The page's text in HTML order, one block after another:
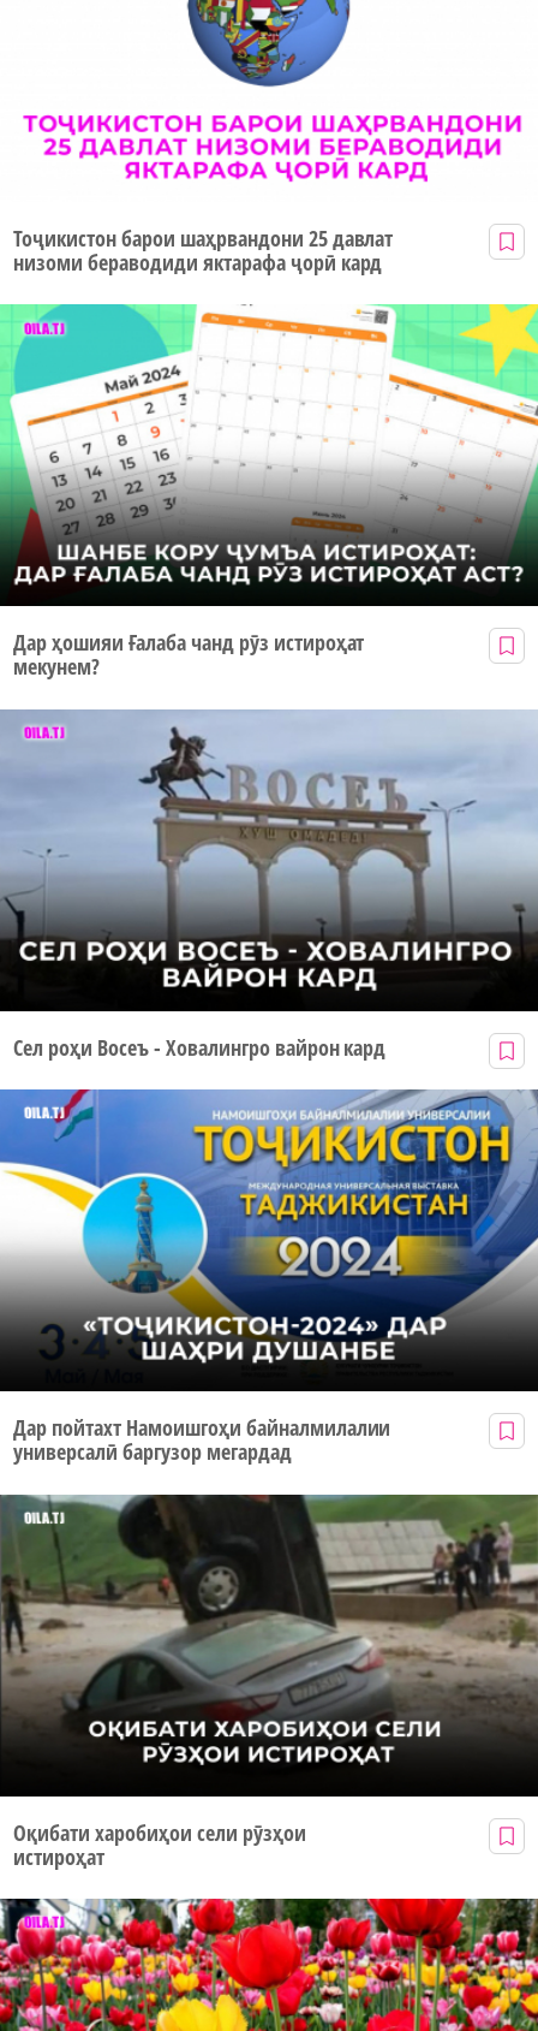
Тоҷикистон барои шаҳрвандони 25 давлат
низоми бераводиди яктарафа ҷорӣ кард
Дар ҳошияи Ғалаба чанд рӯз истироҳат
мекунем?
Сел роҳи Восеъ - Ховалингро вайрон кард
Дар пойтахт Намоишгоҳи байналмилалии
универсалӣ баргузор мегардад
Оқибати харобиҳои сели рӯзҳои
истироҳат